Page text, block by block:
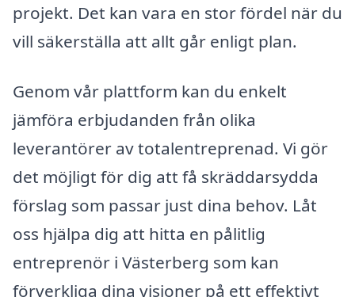
projekt. Det kan vara en stor fördel när du
vill säkerställa att allt går enligt plan.
Genom vår plattform kan du enkelt
jämföra erbjudanden från olika
leverantörer av totalentreprenad. Vi gör
det möjligt för dig att få skräddarsydda
förslag som passar just dina behov. Låt
oss hjälpa dig att hitta en pålitlig
entreprenör i Västerberg som kan
förverkliga dina visioner på ett effektivt